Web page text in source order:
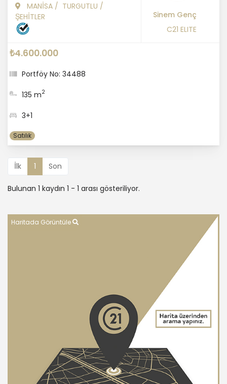
MANİSA / TURGUTLU /
ŞEHİTLER
Sinem Genç
C21 ELITE
₺4.600.000
Portföy No: 34488
135 m2
3+1
Satılık
İlk 1 Son
Bulunan 1 kaydın 1 - 1 arası gösteriliyor.
Haritada Görüntüle